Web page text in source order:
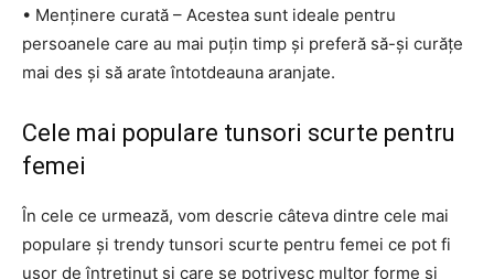
• Menținere curată – Acestea sunt ideale pentru
persoanele care au mai puțin timp și preferă să-și curățe
mai des și să arate întotdeauna aranjate.
Cele mai populare tunsori scurte pentru
femei
În cele ce urmează, vom descrie câteva dintre cele mai
populare și trendy tunsori scurte pentru femei ce pot fi
ușor de întreținut și care se potrivesc multor forme și